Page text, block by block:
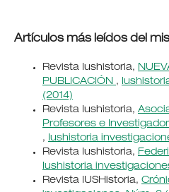
Artículos más leídos del
Revista Iushistoria,
PUBLICACIÓN ,
(2014)
Revista Iushistoria,
Profesores e
, Iushistoria
Revista Iushistoria,
Iushistoria
Revista IUSHistoria,